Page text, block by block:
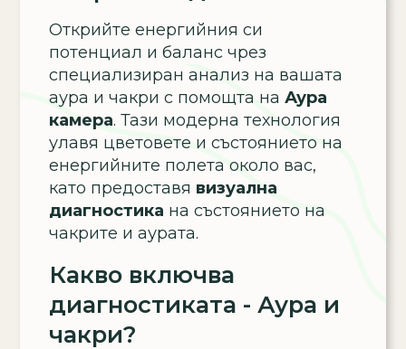
Открийте енергийния си
потенциал и баланс чрез
специализиран анализ на вашата
аура и чакри с помощта наАура
камера. Тази модерна технология
улавя цветовете и състоянието на
енергийните полета около вас,
като предоставя визуална
диагностика на състоянието на
чакрите и аурата.
Какво включва
диагностиката - Аура и
чакри?